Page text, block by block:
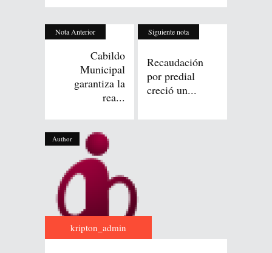
Nota Anterior
Cabildo
Municipal
garantiza la
rea...
Siguiente nota
Recaudación
por predial
creció un...
Author
kripton_admin